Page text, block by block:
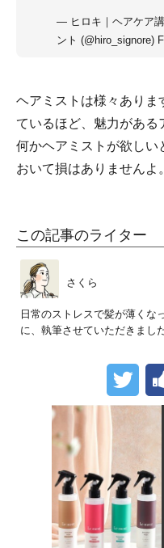
— ヒロキ｜ヘアケア
ント (@hiro_signore)
ヘアミストは様々ありま
ているほど、魅力がある
何かヘアミストが欲しい
おいて損はありませんよ。
この記事のライター
さくら
日常のストレスで髪が薄くな
に、執筆させていただきました